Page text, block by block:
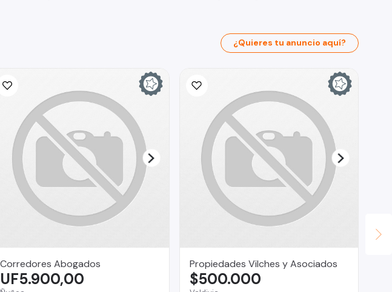
¿Quieres tu anuncio aquí?
Corredores Abogados
UF5.900,00
Propiedades Vilches y Asociados
$500.000